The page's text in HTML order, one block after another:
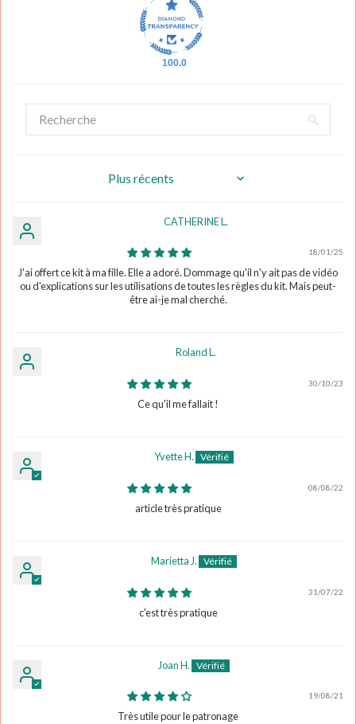
100.0
Sort by
CATHERINE L.
18/01/25
J'ai offert ce kit à ma fille. Elle a adoré. Dommage qu'il n'y ait pas de vidéo
ou d'explications sur les utilisations de toutes les règles du kit. Mais peut-
être ai-je mal cherché.
Roland L.
30/10/23
Ce qu'il me fallait !
Yvette H.
08/08/22
article très pratique
Marietta J.
31/07/22
c'est très pratique
Joan H.
19/08/21
Très utile pour le patronage